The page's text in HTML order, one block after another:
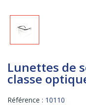
Lunettes de
classe
Référence : 10110